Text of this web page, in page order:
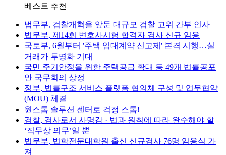
베스트 추천
법무부, 검찰개혁을 앞둔 대규모 검찰 고위 간부 인사
법무부, 제14회 변호사시험 합격자 검사 신규 임용
국토부, 6월부터 '주택 임대계약 신고제' 본격 시행…실
거래가 투명화 기대
국민 주거안정을 위한 주택공급 확대 등 49개 법률공포
안 국무회의 상정
정부, 법률구조 서비스 플랫폼 협의체 구성 및 업무협약
(MOU) 체결
원스톱 솔루션 센터로 걱정 스톱!
검찰, 검사로서 사명감 · 법과 원칙에 따라 완수해야 할
‘직무상 의무’일 뿐
법무부, 법학전문대학원 출신 신규검사 76명 임용식 가
져